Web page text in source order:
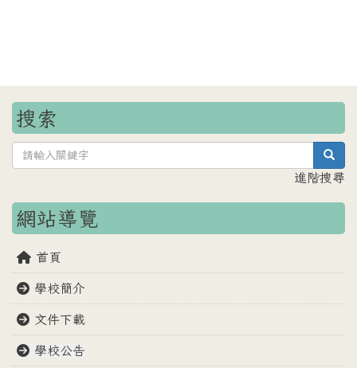
搜索
進階搜尋
網站導覽
首頁
學校簡介
文件下載
學校公告